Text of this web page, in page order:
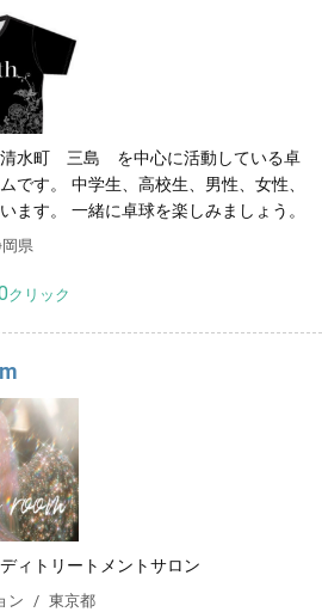
水町 三島 を中心に活動している卓
です。 中学生、高校生、男性、女性、
ます。 一緒に卓球を楽しみましょう。
県
クリック
ィトリートメントサロン
ン 東京都